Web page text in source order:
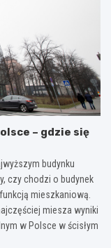
– gdzie się
budynku
czy chodzi o budynek
mieszkaniową.
miesza wyniki
w Polsce w ścisłym